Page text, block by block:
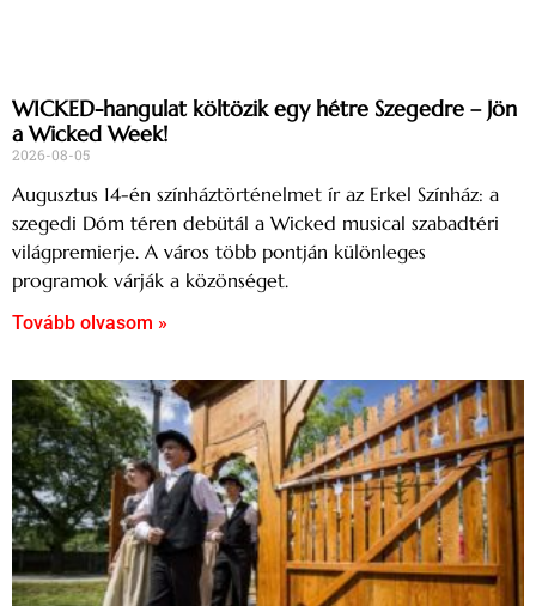
WICKED-hangulat költözik egy hétre Szegedre – Jön
a Wicked Week!
2026-08-05
Augusztus 14-én színháztörténelmet ír az Erkel Színház: a
szegedi Dóm téren debütál a Wicked musical szabadtéri
világpremierje. A város több pontján különleges
programok várják a közönséget.
Tovább olvasom »